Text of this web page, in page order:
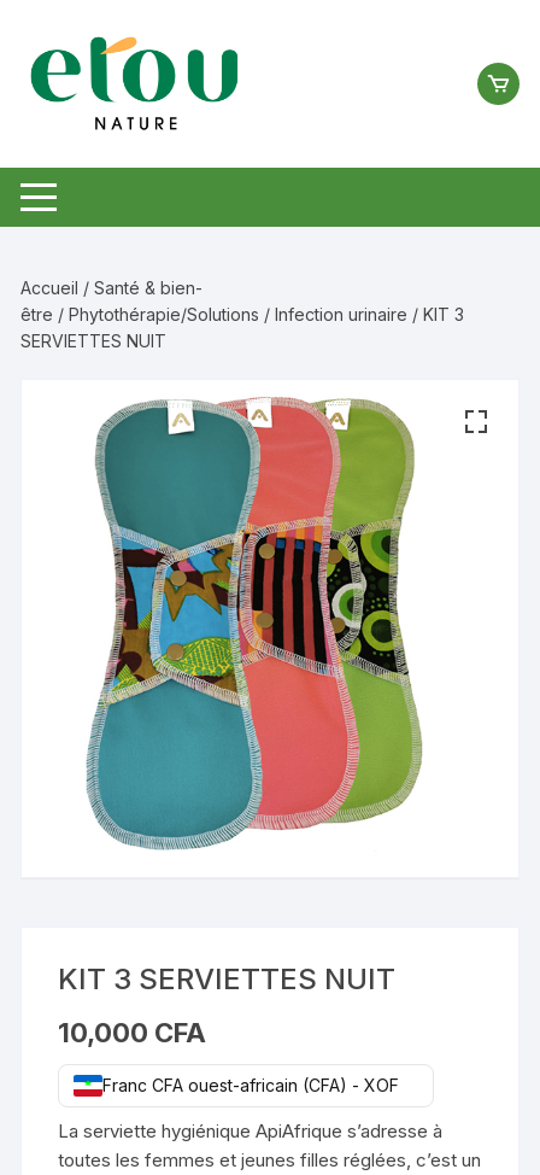
contenu
Accueil /Santé & bien-
être /Phytothérapie/Solutions /Infection urinaire / KIT 3
SERVIETTES NUIT
KIT 3 SERVIETTES NUIT
10,000 CFA
Franc CFA ouest-africain (CFA) - XOF
La serviette hygiénique ApiAfrique s’adresse à
toutes les femmes et jeunes filles réglées, c’est un